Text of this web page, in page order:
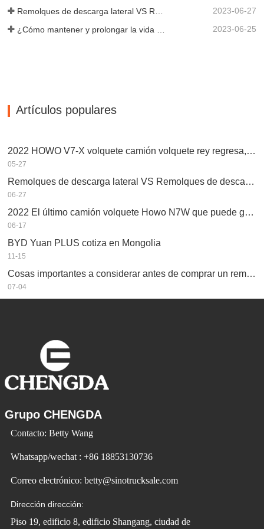
2023-06-27
¿Cómo mantener y prolongar la vida útil de los remolques de descarga final? 2023-06-25
Artículos populares
2022 HOWO V7-X volquete camión volquete rey regresa, rendimiento potente, equipado con motor Weichai
05-27
Remolques de descarga lateral VS Remolques de descarga lateral: ¿Cuál es mejor para su negocio?
06-27
2022 El último camión volquete Howo N7W que puede ganar dinero fácilmente
06-17
BYD Yuan PLUS cotiza en Mongolia
11-15
Cosas importantes a considerar antes de comprar un remolque volquete
07-04
Grupo CHENGDA
Contacto: Betty Wang
Whatsapp/wechat : +86 18853130736
Correo electrónico: betty@sinotrucksale.com
Dirección dirección:
Piso 19, edificio 8, edificio Shangang, ciudad de